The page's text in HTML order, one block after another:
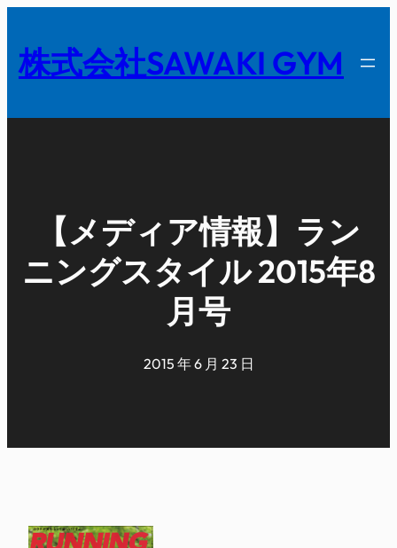
を
キ
株式会社SAWAKI GYM
【メディア情報】ラン
ニングスタイル 2015年8
月号
2015 年 6 月 23 日